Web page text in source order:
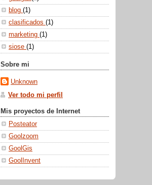
blog (1)
clasificados (1)
marketing (1)
siose (1)
Sobre mi
Unknown
Ver todo mi perfil
Mis proyectos de Internet
Posteator
Goolzoom
GoolGis
GoolInvent